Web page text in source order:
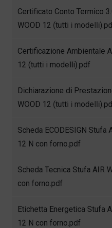
Certificato Conto Termico
WOOD 12 (tutti i
Certificazione Ambientale
12 (tutti i modelli).pdf
Dichiarazione di
WOOD 12 (tutti i
Scheda ECODESIGN Stufa
12 N con forno.pdf
Scheda Tecnica Stufa AIR
con forno.pdf
Etichetta Energetica Stufa
12 N con forno.pdf